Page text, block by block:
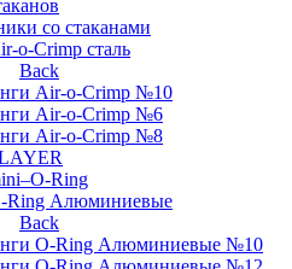
со стаканами
o-Crimp сталь
Back
Air-o-Crimp №10
Air-o-Crimp №6
Air-o-Crimp №8
Ring
Ring Алюминиевые
Back
O-Ring Алюминиевые №10